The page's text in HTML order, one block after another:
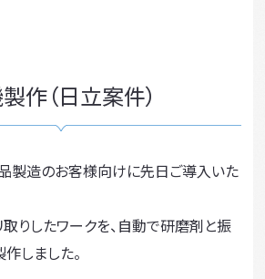
作（日立案件）
製造のお客様向けに先日ご導入いた
りしたワークを、自動で研磨剤と振
しました。